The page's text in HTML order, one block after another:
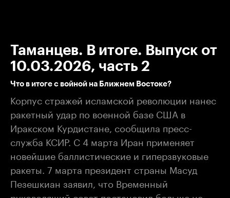
Таманцев. В итоге. Выпуск от
10.03.2026, часть 2
Что в итоге с войной на Ближнем Востоке?
Корпус стражей исламской революции нанес
ракетный удар по военной базе США в
Иракском Курдистане, сообщила пресс-
служба КСИР. С 4 марта Иран применяет
новейшие баллистические и гиперзвуковые
ракеты. 7 марта президент страны Масуд
Пезешкиан заявил, что Временный